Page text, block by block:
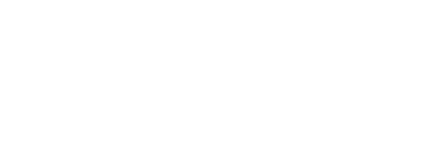
ません。
対応品が